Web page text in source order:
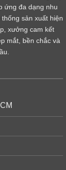
ứng đa dạng nhu
sản xuất hiện
xưởng cam kết
mắt, bền chắc và